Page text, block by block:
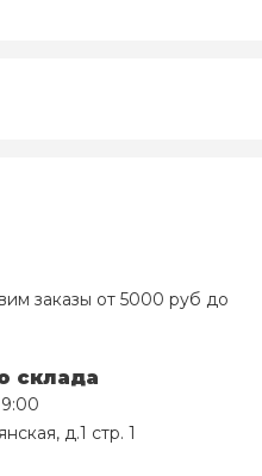
заказы от 5000 руб до
склада
д.1 стр. 1